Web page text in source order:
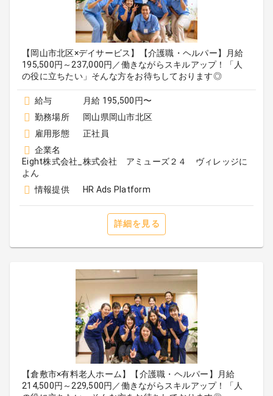
【岡山市北区×デイサービス】【介護職・ヘルパー】月給
195,500円～237,000円／働きながらスキルアップ！「人
の役に立ちたい」そんな方をお待ちしております◎
給与
月給 195,500円〜
勤務場所
岡山県岡山市北区
雇用形態
正社員
企業名
Eight株式会社_株式会社 アミューズ２４ ヴィレッジに
よん
情報提供
HR Ads Platform
詳細を見る
【倉敷市×有料老人ホーム】【介護職・ヘルパー】月給
214,500円～229,500円／働きながらスキルアップ！「人